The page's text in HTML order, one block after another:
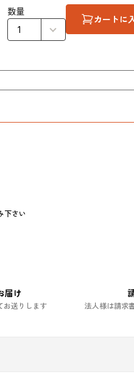
数量
カートに
下さい
届け
お送りします 法人様は請求